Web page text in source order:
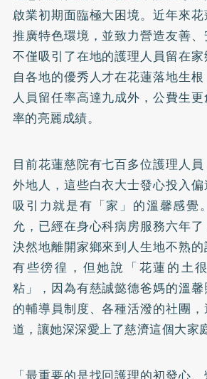
啟業初期面臨極大困境。近年來
推廣特色環境，並致力營造友善、
不僅吸引了在地的護理人員留在
自各地的優秀人才在花蓮落地生
人員留任率高達九成外，公費生
率的亮麗成績。
目前花蓮慈院有七百多位護理人
外地人，這些白衣大士發心投入
吸引力就是有「家」的溫馨感覺
允，已經在身心科病房服務六年
決然地離開家鄉來到人生地不熟
有些徬徨，但她說「花蓮的土
粘」，因為有慈誠懿德爸媽的溫
的輔導員制度、各種活潑的社團
道，讓她深深愛上了慈濟這個大家
「最重要的是找回護理的初發心